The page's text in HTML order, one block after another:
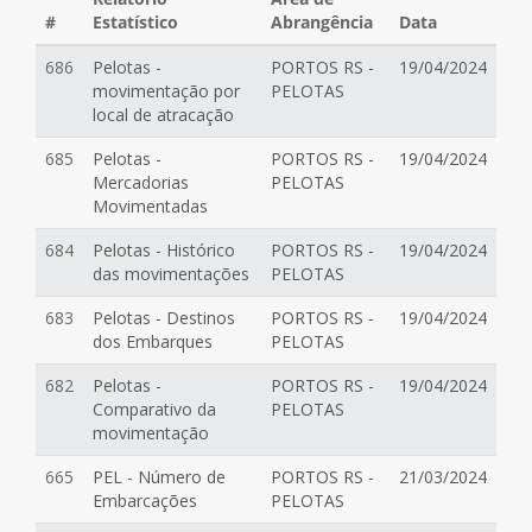
#
Estatístico
Abrangência
Data
686
Pelotas -
movimentação por
local de atracação
PORTOS RS -
PELOTAS
19/04/2024
685
Pelotas -
Mercadorias
Movimentadas
PORTOS RS -
PELOTAS
19/04/2024
684
Pelotas - Histórico
das movimentações
PORTOS RS -
PELOTAS
19/04/2024
683
Pelotas - Destinos
dos Embarques
PORTOS RS -
PELOTAS
19/04/2024
682
Pelotas -
Comparativo da
movimentação
PORTOS RS -
PELOTAS
19/04/2024
665
PEL - Número de
Embarcações
PORTOS RS -
PELOTAS
21/03/2024